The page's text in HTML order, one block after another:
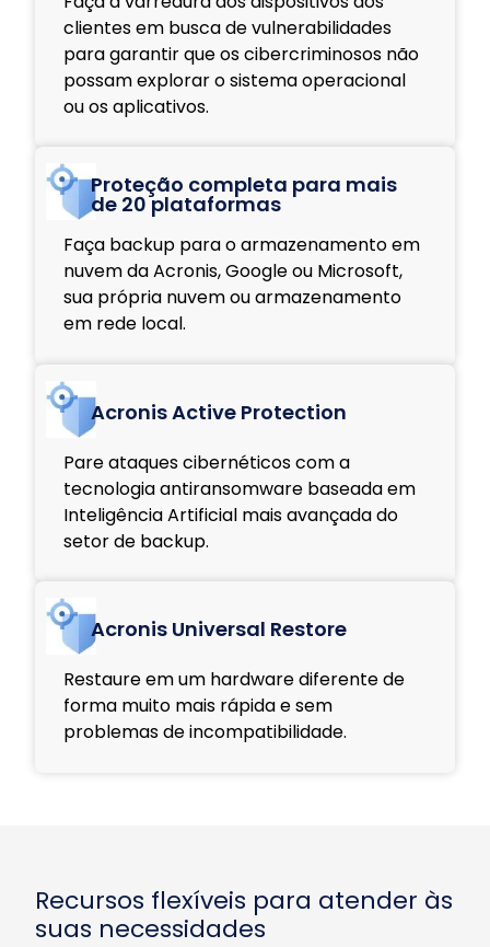
clientes em busca de vulnerabilidades
para garantir que os cibercriminosos não
possam explorar o sistema operacional
ou os aplicativos.
Proteção completa para mais
de 20 plataformas
Faça backup para o armazenamento em
nuvem da Acronis, Google ou Microsoft,
sua própria nuvem ou armazenamento
em rede local.
Acronis Active Protection
Pare ataques cibernéticos com a
tecnologia antiransomware baseada em
Inteligência Artificial mais avançada do
setor de backup.
Acronis Universal Restore
Restaure em um hardware diferente de
forma muito mais rápida e sem
problemas de incompatibilidade.
Recursos flexíveis para atender às
suas necessidades